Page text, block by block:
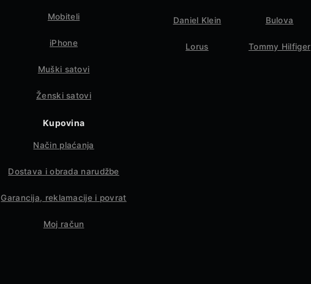
Mobiteli
iPhone
Muški satovi
Ženski satovi
Kupovina
Način plaćanja
Dostava i obrada narudžbe
Garancija, reklamacije i povrat
Moj račun
Daniel Klein Bulova
Lorus Tommy Hilfiger